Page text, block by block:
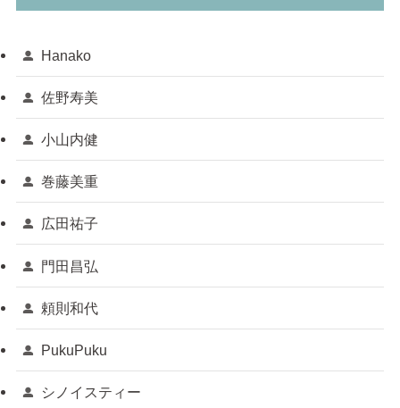
Hanako
佐野寿美
小山内健
巻藤美重
広田祐子
門田昌弘
頼則和代
PukuPuku
シノイスティー